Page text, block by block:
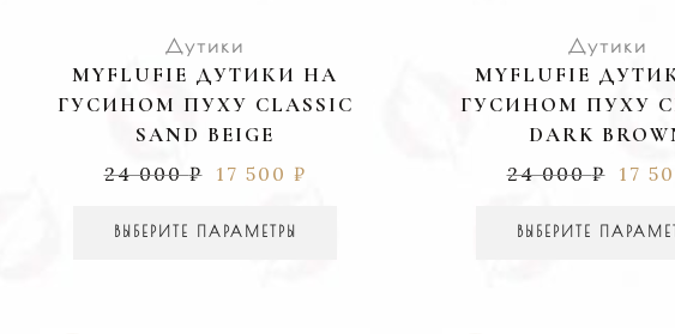
Дутики
MYFLUFIE ДУТИКИ НА
ГУСИНОМ ПУХУ CLASSIC
SAND BEIGE
24 000₽ 17 500 ₽
ВЫБЕРИТЕ ПАРАМЕТРЫ
Дутики
MYFLUFIE
ГУСИНОМ ПУХУ
DARK
24 000₽ 17
ВЫБЕРИТЕ